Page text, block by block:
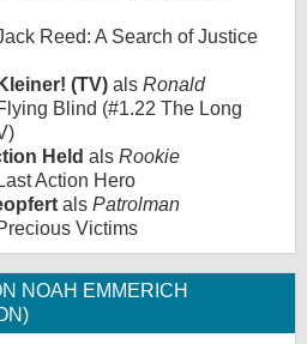
Reed: A Search of Justice
(TV) als Ronald
Blind (#1.22 The Long
Held als Rookie
Action Hero
als Patrolman
Victims
NOAH EMMERICH